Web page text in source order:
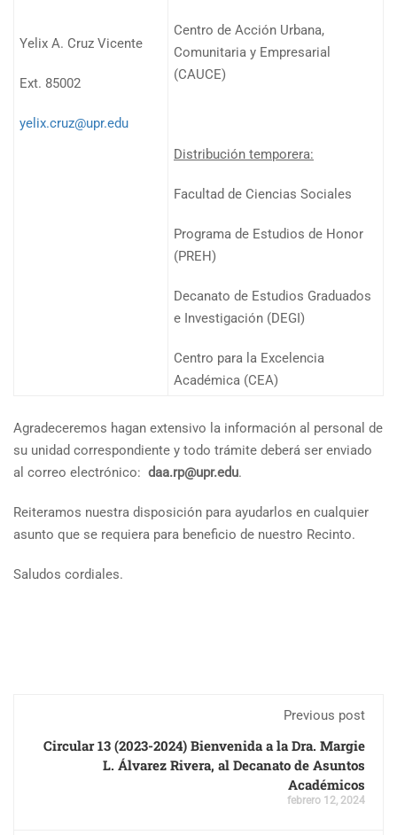
Yelix A. Cruz Vicente
Ext. 85002
yelix.cruz@upr.edu
Centro de Acción Urbana,
Comunitaria y Empresarial
(CAUCE)
Distribución temporera:
Facultad de Ciencias Sociales
Programa de Estudios de Honor
(PREH)
Decanato de Estudios Graduados
e Investigación (DEGI)
Centro para la Excelencia
Académica (CEA)
Agradeceremos hagan extensivo la información al personal de
su unidad correspondiente y todo trámite deberá ser enviado
al correo electrónico: daa.rp@upr.edu.
Reiteramos nuestra disposición para ayudarlos en cualquier
asunto que se requiera para beneficio de nuestro Recinto.
Saludos cordiales.
Previous post
Circular 13 (2023-2024) Bienvenida a la Dra. Margie
L. Álvarez Rivera, al Decanato de Asuntos
Académicos
febrero 12, 2024